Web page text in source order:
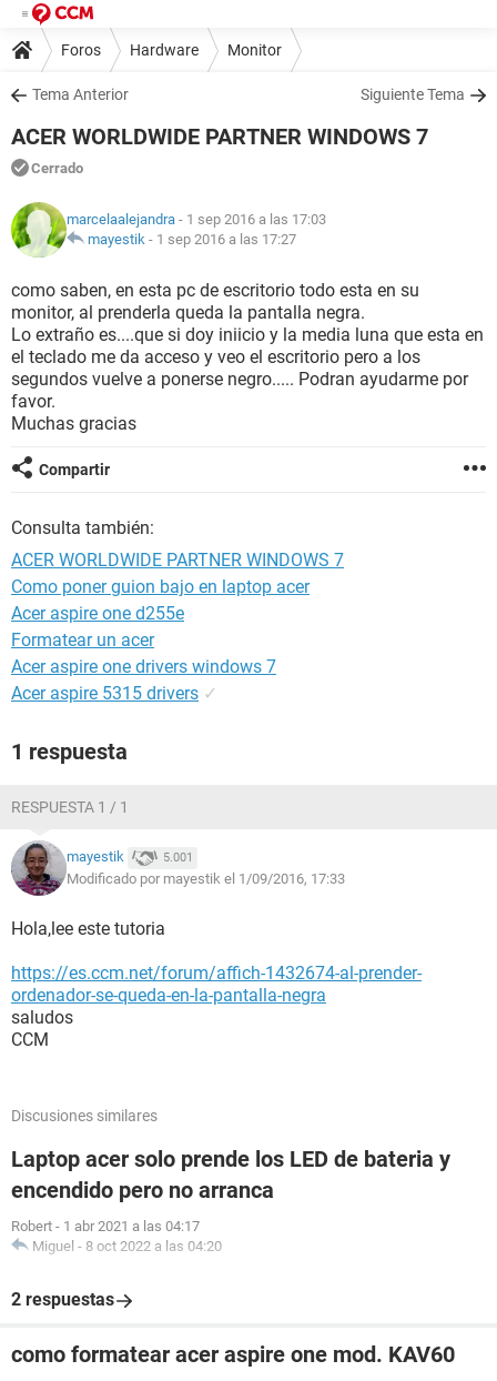
Foros Hardware Monitor
Tema Anterior Siguiente Tema
ACER WORLDWIDE PARTNER WINDOWS 7
Cerrado
marcelaalejandra - 1 sep 2016 a las 17:03
mayestik - 1 sep 2016 a las 17:27
como saben, en esta pc de escritorio todo esta en su
monitor, al prenderla queda la pantalla negra.
Lo extraño es....que si doy iniicio y la media luna que esta en
el teclado me da acceso y veo el escritorio pero a los
segundos vuelve a ponerse negro..... Podran ayudarme por
favor.
Muchas gracias
Compartir
Consulta también:
ACER WORLDWIDE PARTNER WINDOWS 7
Como poner guion bajo en laptop acer
Acer aspire one d255e
Formatear un acer
Acer aspire one drivers windows 7
Acer aspire 5315 drivers ✓
1 respuesta
RESPUESTA 1 / 1
mayestik 5.001
Modificado por mayestik el 1/09/2016, 17:33
Hola,lee este tutoria
https://es.ccm.net/forum/affich-1432674-al-prender-
ordenador-se-queda-en-la-pantalla-negra
saludos
CCM
Discusiones similares
Laptop acer solo prende los LED de bateria y
encendido pero no arranca
Robert - 1 abr 2021 a las 04:17
Miguel - 8 oct 2022 a las 04:20
2 respuestas
como formatear acer aspire one mod. KAV60